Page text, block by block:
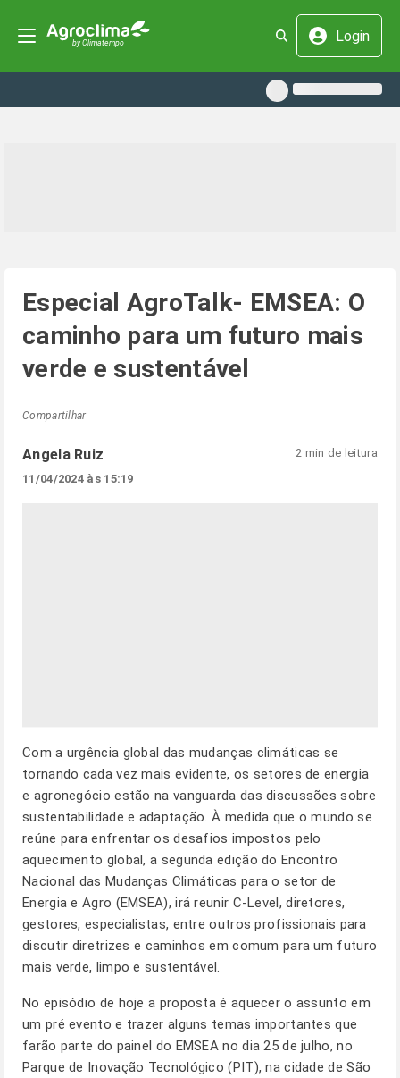
Login
Especial AgroTalk- EMSEA: O
caminho para um futuro mais
verde e sustentável
Compartilhar
Angela Ruiz
11/04/2024 às 15:19
2 min de leitura
Com a urgência global das mudanças climáticas se
tornando cada vez mais evidente, os setores de energia
e agronegócio estão na vanguarda das discussões sobre
sustentabilidade e adaptação. À medida que o mundo se
reúne para enfrentar os desafios impostos pelo
aquecimento global, a segunda edição do Encontro
Nacional das Mudanças Climáticas para o setor de
Energia e Agro (EMSEA), irá reunir C-Level, diretores,
gestores, especialistas, entre outros profissionais para
discutir diretrizes e caminhos em comum para um futuro
mais verde, limpo e sustentável.
No episódio de hoje a proposta é aquecer o assunto em
um pré evento e trazer alguns temas importantes que
farão parte do painel do EMSEA no dia 25 de julho, no
Parque de Inovação Tecnológico (PIT), na cidade de São